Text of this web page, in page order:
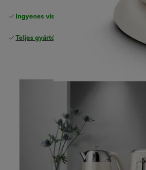
Ingyenes visszaküldés
Teljes gyártói garancia